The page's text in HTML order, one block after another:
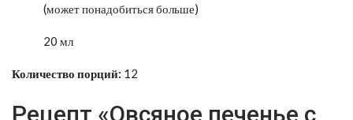
(может понадобиться больше)
20 мл
Количество порций: 12
Рецепт «Овсяное печенье с